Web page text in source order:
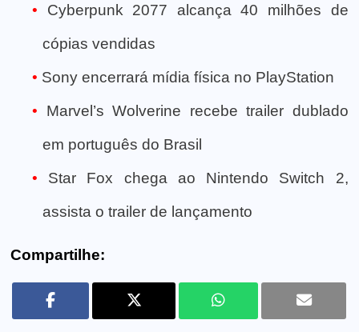
Cyberpunk 2077 alcança 40 milhões de
cópias vendidas
Sony encerrará mídia física no PlayStation
Marvel’s Wolverine recebe trailer dublado
em português do Brasil
Star Fox chega ao Nintendo Switch 2,
assista o trailer de lançamento
Compartilhe: